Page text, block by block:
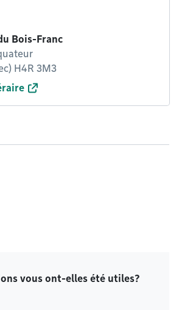
Bois-Franc
H4R 3M3
vous ont-elles été utiles?